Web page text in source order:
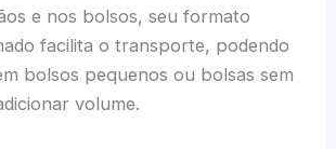
e nos bolsos, seu formato
facilita o transporte, podendo
bolsos pequenos ou bolsas sem
volume.